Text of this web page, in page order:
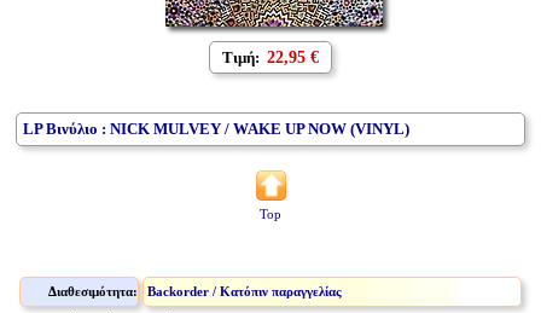
Τιμή: 22,95 €
LP Βινύλιο : NICK MULVEY / WAKE UP NOW (VINYL)
Top
Διαθεσιμότητα: Backorder / Κατόπιν παραγγελίας